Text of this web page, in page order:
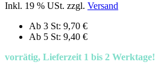
Inkl. 19 % USt. zzgl. Versand
Ab 3 St: 9,70 €
Ab 5 St: 9,40 €
vorrätig, Lieferzeit 1 bis 2 Werktage!